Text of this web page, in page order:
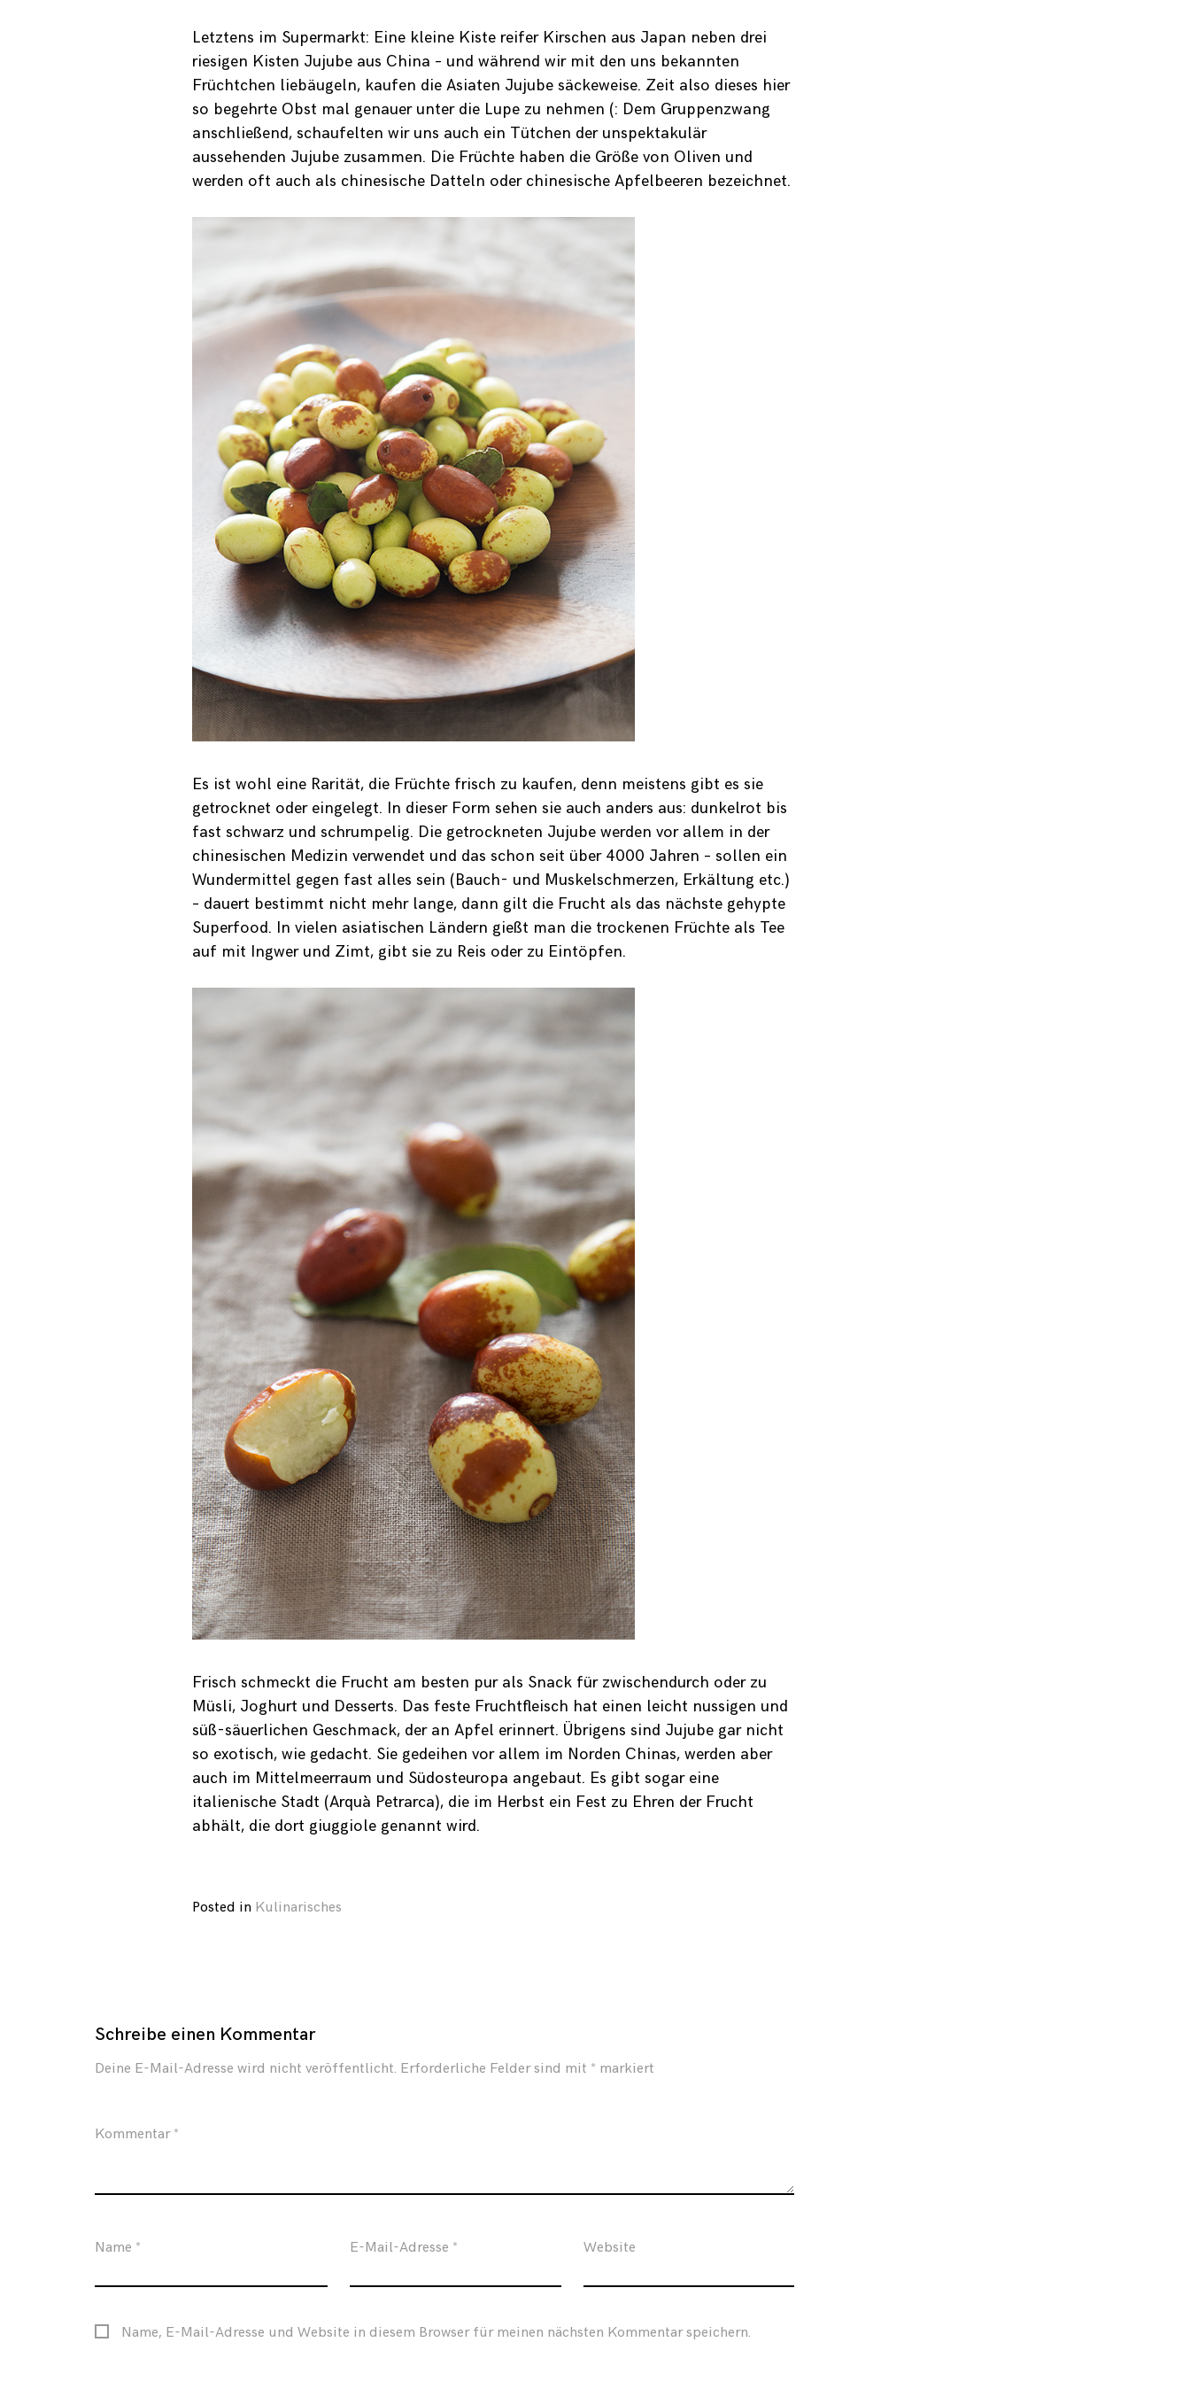
Letztens im Supermarkt: Eine kleine Kiste reifer Kirschen aus Japan neben drei
riesigen Kisten Jujube aus China – und während wir mit den uns bekannten
Früchtchen liebäugeln, kaufen die Asiaten Jujube säckeweise. Zeit also dieses hier
so begehrte Obst mal genauer unter die Lupe zu nehmen (: Dem Gruppenzwang
anschließend, schaufelten wir uns auch ein Tütchen der unspektakulär
aussehenden Jujube zusammen. Die Früchte haben die Größe von Oliven und
werden oft auch als chinesische Datteln oder chinesische Apfelbeeren bezeichnet.
Es ist wohl eine Rarität, die Früchte frisch zu kaufen, denn meistens gibt es sie
getrocknet oder eingelegt. In dieser Form sehen sie auch anders aus: dunkelrot bis
fast schwarz und schrumpelig. Die getrockneten Jujube werden vor allem in der
chinesischen Medizin verwendet und das schon seit über 4000 Jahren – sollen ein
Wundermittel gegen fast alles sein (Bauch- und Muskelschmerzen, Erkältung etc.)
– dauert bestimmt nicht mehr lange, dann gilt die Frucht als das nächste gehypte
Superfood. In vielen asiatischen Ländern gießt man die trockenen Früchte als Tee
auf mit Ingwer und Zimt, gibt sie zu Reis oder zu Eintöpfen.
Frisch schmeckt die Frucht am besten pur als Snack für zwischendurch oder zu
Müsli, Joghurt und Desserts. Das feste Fruchtfleisch hat einen leicht nussigen und
süß-säuerlichen Geschmack, der an Apfel erinnert. Übrigens sind Jujube gar nicht
so exotisch, wie gedacht. Sie gedeihen vor allem im Norden Chinas, werden aber
auch im Mittelmeerraum und Südosteuropa angebaut. Es gibt sogar eine
italienische Stadt (Arquà Petrarca), die im Herbst ein Fest zu Ehren der Frucht
abhält, die dort giuggiole genannt wird.
Posted in Kulinarisches
Schreibe einen Kommentar
Deine E-Mail-Adresse wird nicht veröffentlicht. Erforderliche Felder sind mit * markiert
Kommentar *
Name * E-Mail-Adresse * Website
Name, E-Mail-Adresse und Website in diesem Browser für meinen nächsten Kommentar speichern.